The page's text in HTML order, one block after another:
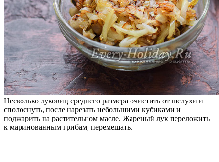
Несколько луковиц среднего размера очистить от шелухи и
сполоснуть, после нарезать небольшими кубиками и
поджарить на растительном масле. Жареный лук переложить
к маринованным грибам, перемешать.